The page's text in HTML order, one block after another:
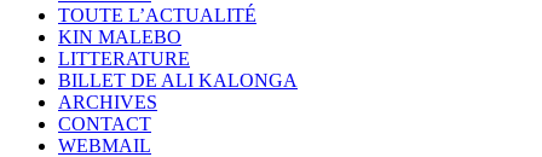
TOUTE L’ACTUALITÉ
KIN MALEBO
LITTERATURE
BILLET DE ALI KALONGA
ARCHIVES
CONTACT
WEBMAIL